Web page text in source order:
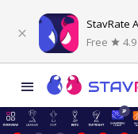
StavRate
Free
4.9
2P